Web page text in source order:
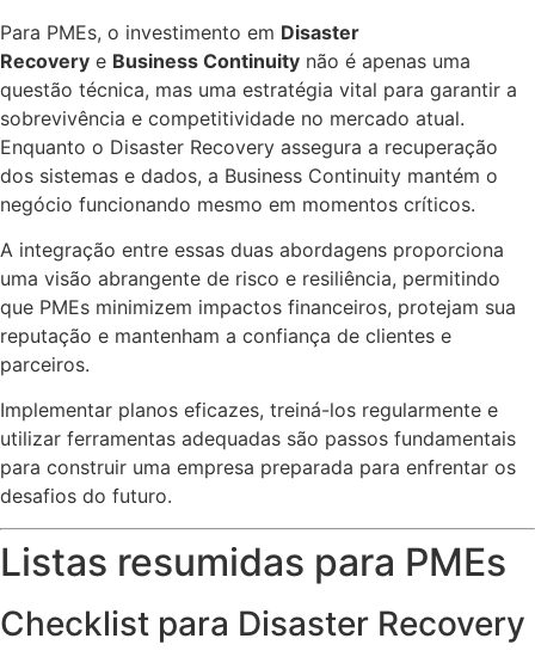
Para PMEs, o investimento em Disaster
Recovery e Business Continuity não é apenas uma
questão técnica, mas uma estratégia vital para garantir a
sobrevivência e competitividade no mercado atual.
Enquanto o Disaster Recovery assegura a recuperação
dos sistemas e dados, a Business Continuity mantém o
negócio funcionando mesmo em momentos críticos.
A integração entre essas duas abordagens proporciona
uma visão abrangente de risco e resiliência, permitindo
que PMEs minimizem impactos financeiros, protejam sua
reputação e mantenham a confiança de clientes e
parceiros.
Implementar planos eficazes, treiná-los regularmente e
utilizar ferramentas adequadas são passos fundamentais
para construir uma empresa preparada para enfrentar os
desafios do futuro.
Listas resumidas para PMEs
Checklist para Disaster Recovery